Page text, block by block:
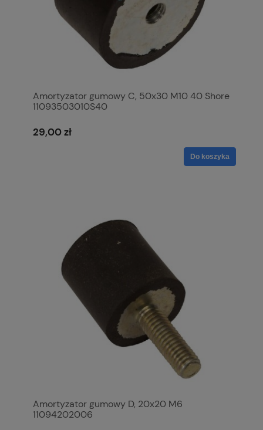
Amortyzator gumowy C, 50x30 M10 40 Shore
11093503010S40
29,00 zł
Do koszyka
Amortyzator gumowy D, 20x20 M6
11094202006